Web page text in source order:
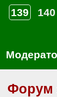
139
140
Форум